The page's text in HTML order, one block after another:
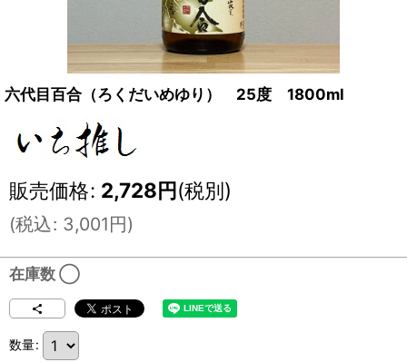
六代目百合（ろくだいめゆり） 25度 1800ml
販売価格: 2,728円(税別)
(税込: 3,001円)
在庫数 ◯
数量: